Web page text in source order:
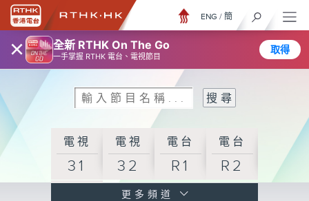
× 全新 RTHK On The Go
一手掌握 RTHK 電台、電視節目
取得
ENG / 簡
電視
31
電視
32
電台
R1
電台
R2
更多頻道